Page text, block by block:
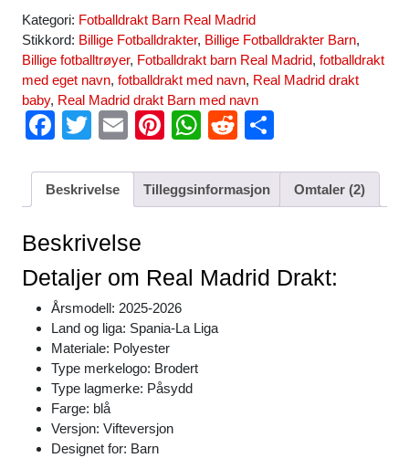
Kategori: Fotballdrakt Barn Real Madrid
Stikkord: Billige Fotballdrakter, Billige Fotballdrakter Barn,
Billige fotballtrøyer, Fotballdrakt barn Real Madrid, fotballdrakt
med eget navn, fotballdrakt med navn, Real Madrid drakt
baby, Real Madrid drakt Barn med navn
F
c
b
o
o
k
T
tt
E
ail
Pi
er
e
W
at
s
p
R
d
di
ar
e
Beskrivelse Tilleggsinformasjon Omtaler (2)
Beskrivelse
Detaljer om Real Madrid Drakt:
Årsmodell: 2025-2026
Land og liga: Spania-La Liga
Materiale: Polyester
Type merkelogo: Brodert
Type lagmerke: Påsydd
Farge: blå
Versjon: Vifteversjon
Designet for: Barn